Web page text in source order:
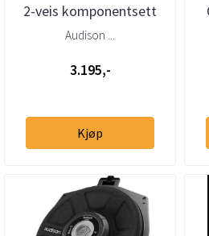
2-veis komponentsett
for BMW/Mini stor kurv
Audison ...
3.195,-
Kjøp